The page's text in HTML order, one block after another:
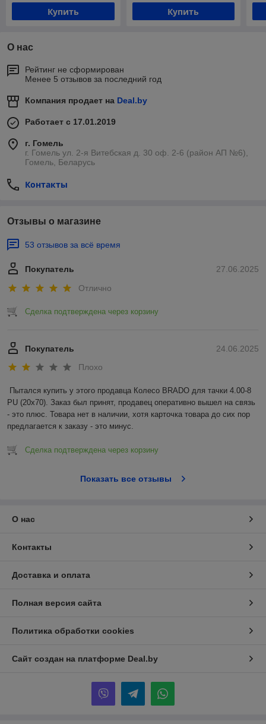
Купить Купить
О нас
Рейтинг не сформирован
Менее 5 отзывов за последний год
Компания продает на Deal.by
Работает с 17.01.2019
г. Гомель
г. Гомель ул. 2-я Витебская д. 30 оф. 2-6 (район АП №6),
Гомель, Беларусь
Контакты
Отзывы о магазине
53 отзывов за всё время
27.06.2025
Покупатель
Отлично
Сделка подтверждена через корзину
24.06.2025
Покупатель
Плохо
Пытался купить у этого продавца Колесо BRADO для тачки 4.00-8
PU (20x70). Заказ был принят, продавец оперативно вышел на связь
- это плюс. Товара нет в наличии, хотя карточка товара до сих пор
предлагается к заказу - это минус.
Сделка подтверждена через корзину
Показать все отзывы
О нас
Контакты
Доставка и оплата
Полная версия сайта
Политика обработки cookies
Сайт создан на платформе Deal.by